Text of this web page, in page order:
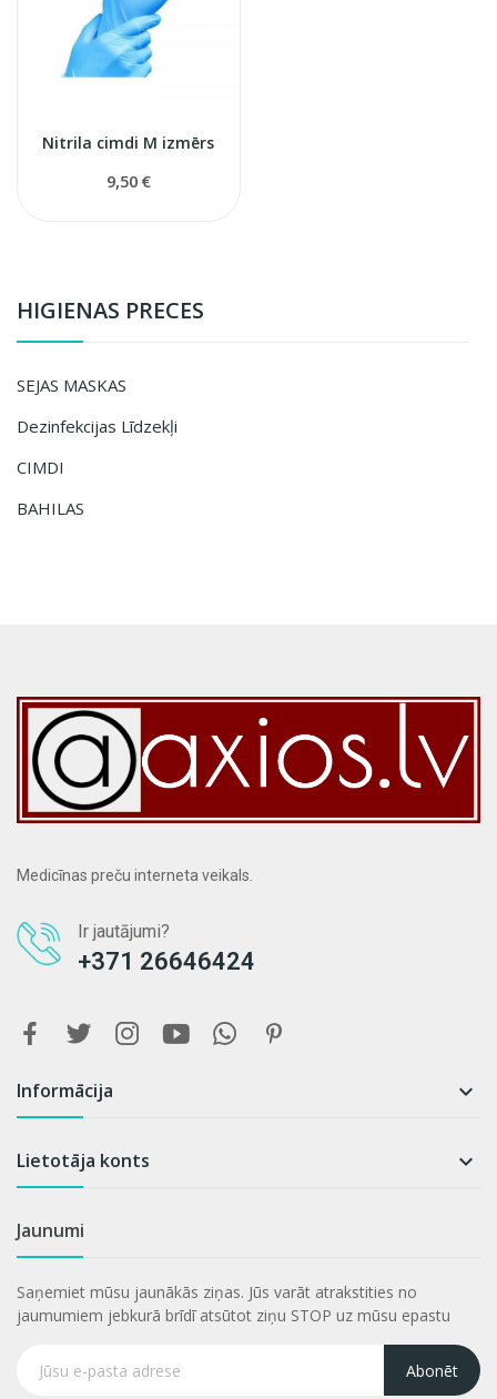
HIGIENAS PRECES
SEJAS MASKAS
Dezinfekcijas Līdzekļi
CIMDI
BAHILAS
Nitrila cimdi M izmērs
9,50 €
Medicīnas preču interneta veikals.
Ir jautājumi?
+371 26646424
Informācija 
Lietotāja konts 
Jaunumi
Saņemiet mūsu jaunākās ziņas. Jūs varāt atrakstities no
jaumumiem jebkurā brīdī atsūtot ziņu STOP uz mūsu epastu
Abonēt